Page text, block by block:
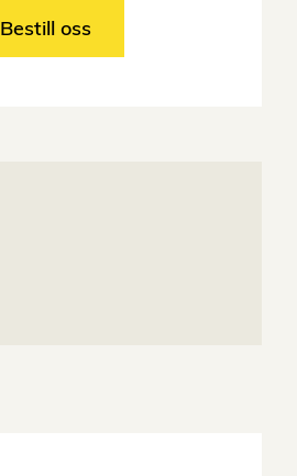
Bestill oss